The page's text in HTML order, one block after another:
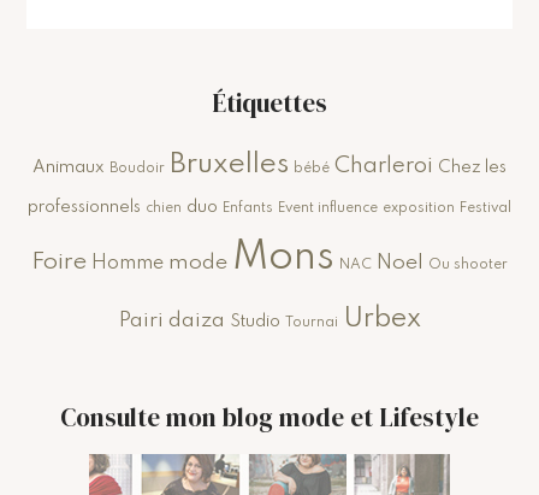
Étiquettes
Animaux Boudoir Bruxelles bébé Charleroi Chez les
professionnels chien duo Enfants Event influence exposition Festival
Foire Homme mode Mons NAC Noel Ou shooter
Pairi daiza Studio Tournai Urbex
Consulte mon blog mode et Lifestyle